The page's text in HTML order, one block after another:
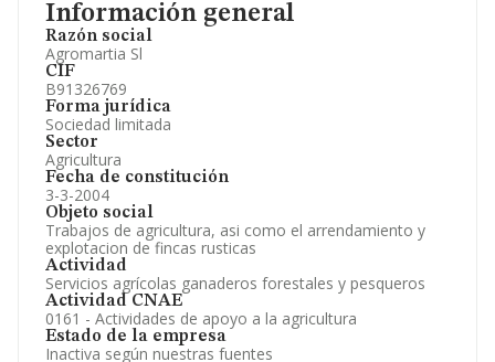
Información general
Razón social
Agromartia Sl
CIF
B91326769
Forma jurídica
Sociedad limitada
Sector
Agricultura
Fecha de constitución
3-3-2004
Objeto social
Trabajos de agricultura, asi como el arrendamiento y
explotacion de fincas rusticas
Actividad
Servicios agrícolas ganaderos forestales y pesqueros
Actividad CNAE
0161 - Actividades de apoyo a la agricultura
Estado de la empresa
Inactiva según nuestras fuentes